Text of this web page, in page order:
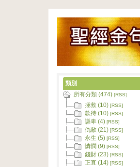
類別
所有分類 (474) [RSS]
拯救 (10) [RSS]
款待 (10) [RSS]
謙卑 (4) [RSS]
仇敵 (21) [RSS]
永生 (5) [RSS]
憐憫 (9) [RSS]
錢財 (23) [RSS]
正直 (14) [RSS]